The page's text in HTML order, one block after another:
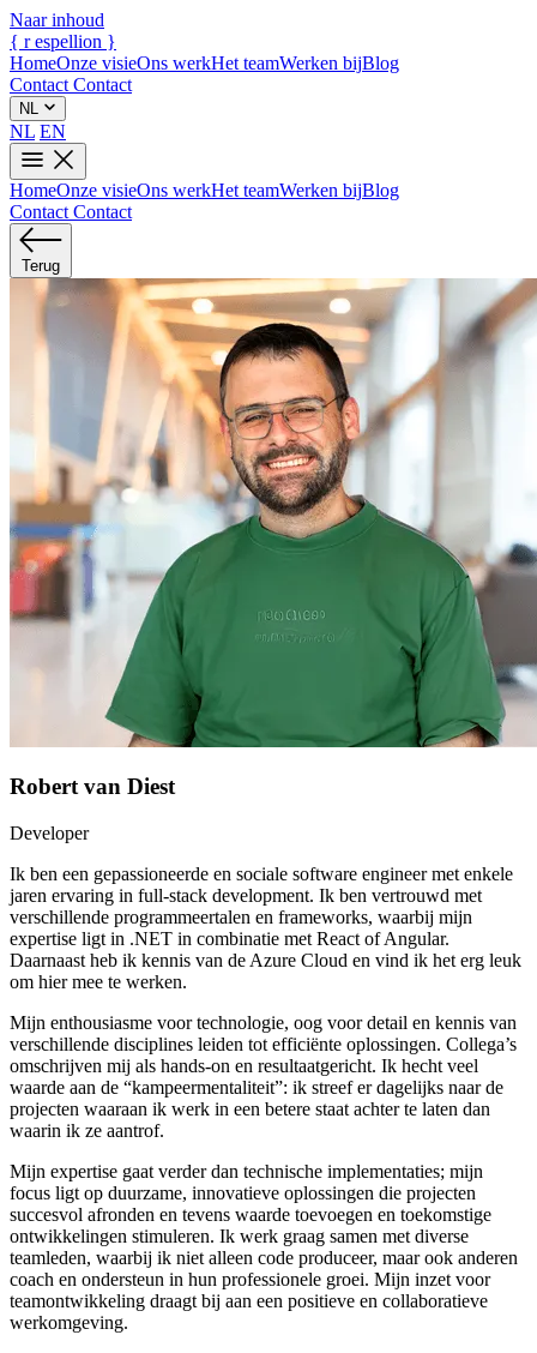
Naar inhoud
{ r espellion }
HomeOnze visieOns werkHet teamWerken bijBlog
Contact Contact
NL
NL EN
HomeOnze visieOns werkHet teamWerken bijBlog
Contact Contact
Terug
Robert van Diest
Developer
Ik ben een gepassioneerde en sociale software engineer met enkele
jaren ervaring in full-stack development. Ik ben vertrouwd met
verschillende programmeertalen en frameworks, waarbij mijn
expertise ligt in .NET in combinatie met React of Angular.
Daarnaast heb ik kennis van de Azure Cloud en vind ik het erg leuk
om hier mee te werken.
Mijn enthousiasme voor technologie, oog voor detail en kennis van
verschillende disciplines leiden tot efficiënte oplossingen. Collega’s
omschrijven mij als hands-on en resultaatgericht. Ik hecht veel
waarde aan de “kampeermentaliteit”: ik streef er dagelijks naar de
projecten waaraan ik werk in een betere staat achter te laten dan
waarin ik ze aantrof.
Mijn expertise gaat verder dan technische implementaties; mijn
focus ligt op duurzame, innovatieve oplossingen die projecten
succesvol afronden en tevens waarde toevoegen en toekomstige
ontwikkelingen stimuleren. Ik werk graag samen met diverse
teamleden, waarbij ik niet alleen code produceer, maar ook anderen
coach en ondersteun in hun professionele groei. Mijn inzet voor
teamontwikkeling draagt bij aan een positieve en collaboratieve
werkomgeving.